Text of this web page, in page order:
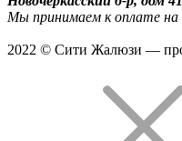
Мы принимаем к оплате на
2022 © Сити Жалюзи —